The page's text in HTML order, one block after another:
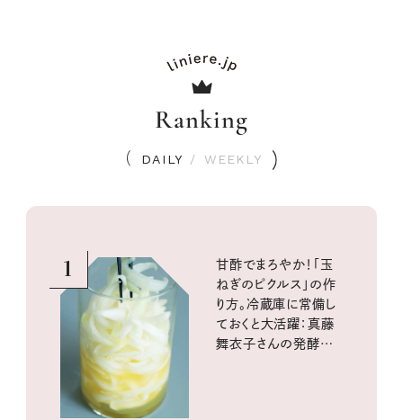
Ranking
DAILY / WEEKLY
1
甘酢でまろやか！「玉
ねぎのピクルス」の作
り方。冷蔵庫に常備し
ておくと大活躍：真藤
舞衣子さんの発酵と